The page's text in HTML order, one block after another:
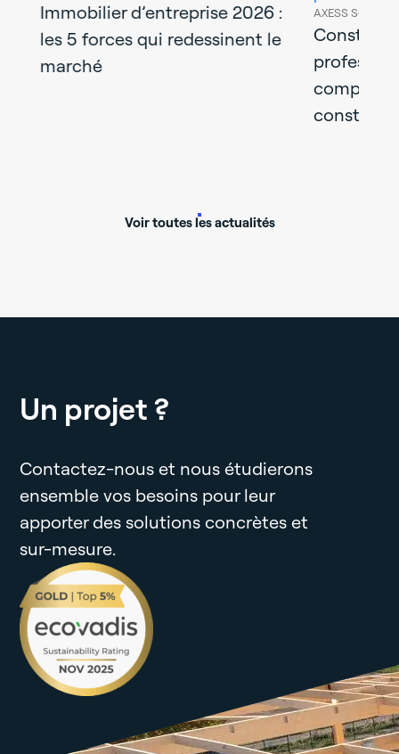
Immobilier d’entreprise 2026 :
les 5 forces qui redessinent le
marché
AXESS
complet
Voir toutes les actualités
Un projet ?
Contactez-nous et nous étudierons
ensemble vos besoins pour leur
apporter des solutions concrètes et
sur-mesure.